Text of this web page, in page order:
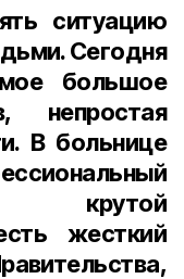
ситуацию
Сегодня
большое
непростая
В больнице
крутой
жесткий